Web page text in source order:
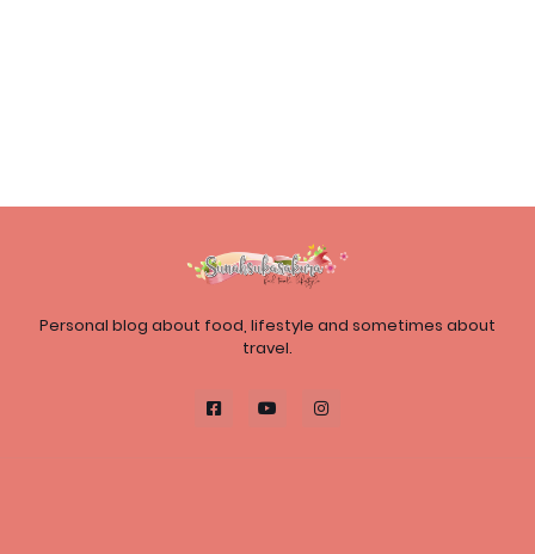
Personal blog about food, lifestyle and sometimes about
travel.